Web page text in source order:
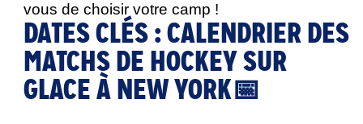
vous de choisir votre camp !
DATES CLÉS : CALENDRIER DES
MATCHS DE HOCKEY SUR
GLACE À NEW YORK📅